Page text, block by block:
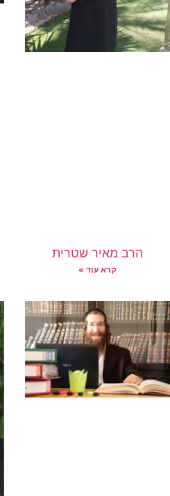
הרב מאיר שטרית
קרא עוד »